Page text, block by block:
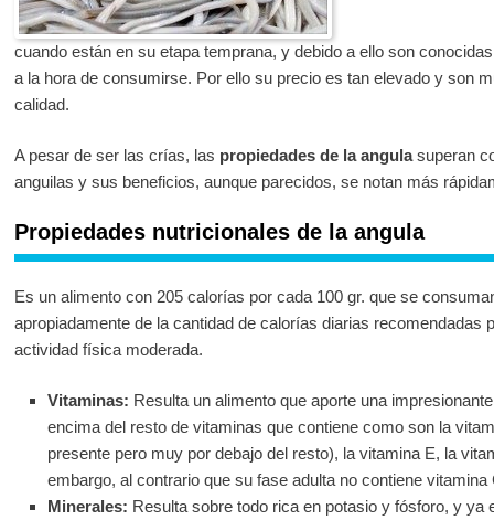
cuando están en su etapa temprana, y debido a ello son
a la hora de consumirse. Por ello su precio es tan elevado y son
calidad.
A pesar de ser las crías, las propiedades de la angulasuperan
anguilas y sus beneficios, aunque parecidos, se notan más
Propiedades nutricionales de la angula
Es un alimento con 205 calorías por cada 100 gr. que se
apropiadamente de la cantidad de calorías diarias recomendadas
actividad física moderada.
Vitaminas: Resulta un alimento que aporte una
encima del resto de vitaminas que contiene como son la
presente pero muy por debajo del resto), la vitamina E, la
embargo, al contrario que su fase adulta no contiene vitamina
Minerales: Resulta sobre todo rica en potasio y fósforo, y ya